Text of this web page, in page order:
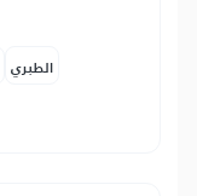
الطبري